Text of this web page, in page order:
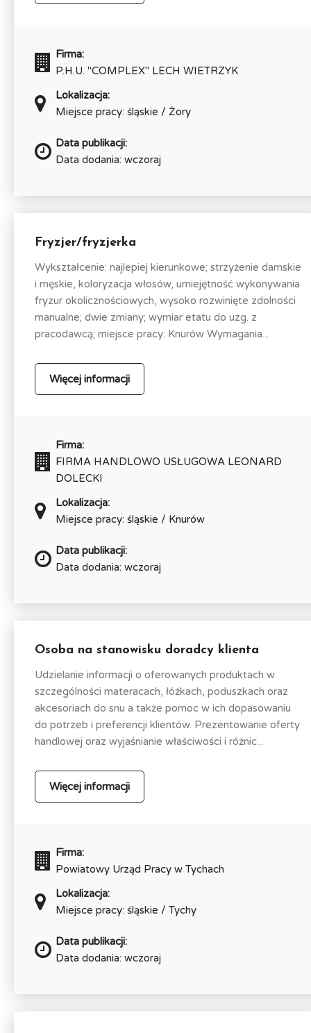
Firma:
P.H.U. "COMPLEX" LECH WIETRZYK
Lokalizacja:
Miejsce pracy: śląskie / Żory
Data publikacji:
Data dodania: wczoraj
Fryzjer/fryzjerka
Wykształcenie: najlepiej kierunkowe; strzyżenie damskie
i męskie, koloryzacja włosów, umiejętność wykonywania
fryzur okolicznościowych, wysoko rozwinięte zdolności
manualne; dwie zmiany; wymiar etatu do uzg. z
pracodawcą; miejsce pracy: Knurów Wymagania...
Więcej informacji
Firma:
FIRMA HANDLOWO USŁUGOWA LEONARD
DOLECKI
Lokalizacja:
Miejsce pracy: śląskie / Knurów
Data publikacji:
Data dodania: wczoraj
Osoba na stanowisku doradcy klienta
Udzielanie informacji o oferowanych produktach w
szczególności materacach, łóżkach, poduszkach oraz
akcesoriach do snu a także pomoc w ich dopasowaniu
do potrzeb i preferencji klientów. Prezentowanie oferty
handlowej oraz wyjaśnianie właściwości i różnic...
Więcej informacji
Firma:
Powiatowy Urząd Pracy w Tychach
Lokalizacja:
Miejsce pracy: śląskie / Tychy
Data publikacji:
Data dodania: wczoraj